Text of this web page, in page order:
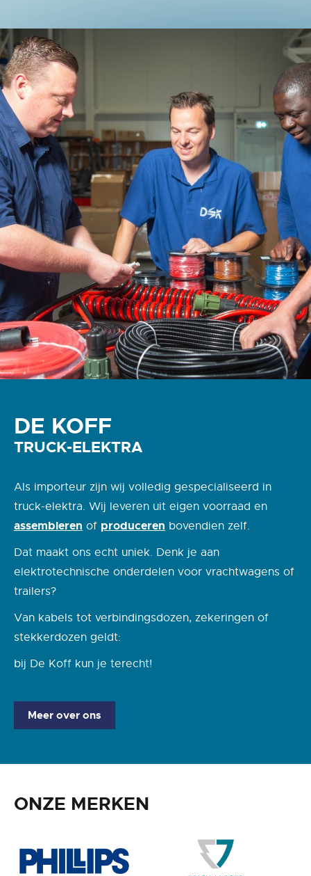
DE KOFF
TRUCK-ELEKTRA
Als importeur zijn wij volledig gespecialiseerd in
truck-elektra. Wij leveren uit eigen voorraad en
assembleren of produceren bovendien zelf.
Dat maakt ons echt uniek. Denk je aan
elektrotechnische onderdelen voor vrachtwagens of
trailers?
Van kabels tot verbindingsdozen, zekeringen of
stekkerdozen geldt:
bij De Koff kun je terecht!
Meer over ons
ONZE MERKEN